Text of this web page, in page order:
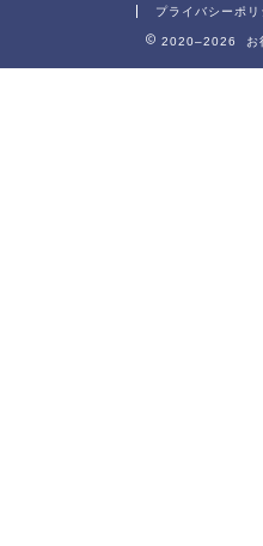
プライバシーポリ
2020–2026 お